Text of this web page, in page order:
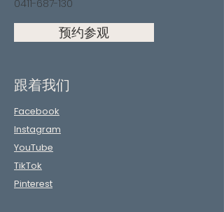
0411-687-130
预约参观
跟着我们
Facebook
Instagram
YouTube
TikTok
Pinterest